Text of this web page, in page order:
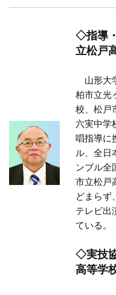
◇指導
立松戸
山形大
柏市立光
校、松戸
六実中学
唱指導に
ル、全日
ンブル全
市立松戸
どまらず
テレビ出
ている。
◇実技
高等学